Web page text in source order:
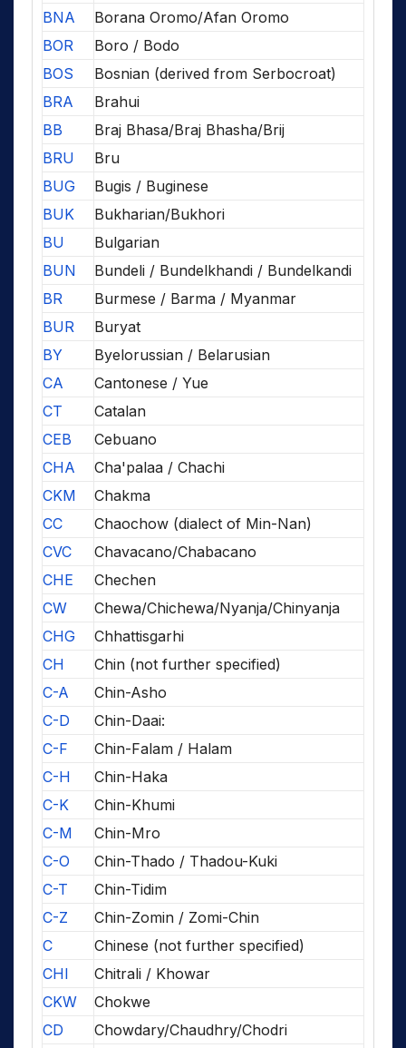
BNA
Borana Oromo/Afan Oromo
BOR
Boro / Bodo
BOS
Bosnian (derived from Serbocroat)
BRA
Brahui
BB
Braj Bhasa/Braj Bhasha/Brij
BRU
Bru
BUG
Bugis / Buginese
BUK
Bukharian/Bukhori
BU
Bulgarian
BUN
Bundeli / Bundelkhandi / Bundelkandi
BR
Burmese / Barma / Myanmar
BUR
Buryat
BY
Byelorussian / Belarusian
CA
Cantonese / Yue
CT
Catalan
CEB
Cebuano
CHA
Cha'palaa / Chachi
CKM
Chakma
CC
Chaochow (dialect of Min-Nan)
CVC
Chavacano/Chabacano
CHE
Chechen
CW
Chewa/Chichewa/Nyanja/Chinyanja
CHG
Chhattisgarhi
CH
Chin (not further specified)
C-A
Chin-Asho
C-D
Chin-Daai:
C-F
Chin-Falam / Halam
C-H
Chin-Haka
C-K
Chin-Khumi
C-M
Chin-Mro
C-O
Chin-Thado / Thadou-Kuki
C-T
Chin-Tidim
C-Z
Chin-Zomin / Zomi-Chin
C
Chinese (not further specified)
CHI
Chitrali / Khowar
CKW
Chokwe
CD
Chowdary/Chaudhry/Chodri